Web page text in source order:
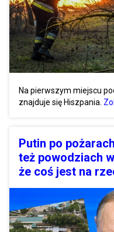
Na pierwszym miejscu
znajduje się Hiszpania.
Putin po
też powodziach
że coś jest na